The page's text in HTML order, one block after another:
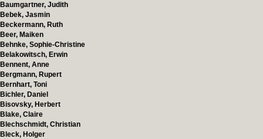
Baumgartner, Judith
Bebek, Jasmin
Beckermann, Ruth
Beer, Maiken
Behnke, Sophie-Christine
Belakowitsch, Erwin
Bennent, Anne
Bergmann, Rupert
Bernhart, Toni
Bichler, Daniel
Bisovsky, Herbert
Blake, Claire
Blechschmidt, Christian
Bleck, Holger